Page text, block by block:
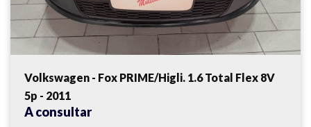
Volkswagen - Fox PRIME/Higli. 1.6 Total Flex 8V
5p - 2011
A consultar